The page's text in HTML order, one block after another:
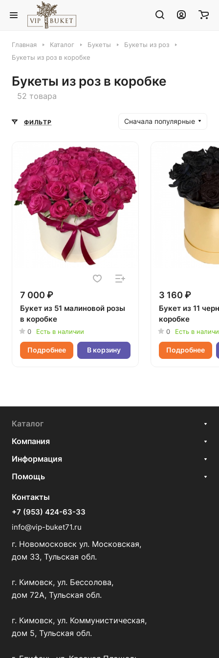
Главная Каталог Букеты
Букеты из роз
Букеты из роз в коробке
Букеты из роз в коробке
52 товара
ФИЛЬТР Сначала популярные
7 000 ₽
Букет из 51 малиновой розы
в коробке
0 Есть в наличии
Подробнее В корзину
3 160 ₽
Букет из 11
коробке
0 Есть в
Подробнее
Каталог
Компания
Информация
Помощь
Контакты
+7 (953) 424-63-33
info@vip-buket71.ru
г. Новомосковск ул. Московская,
дом 33, Тульская обл.
г. Кимовск, ул. Бессолова,
дом 72А, Тульская обл.
г. Кимовск, ул. Коммунистическая,
дом 5, Тульская обл.